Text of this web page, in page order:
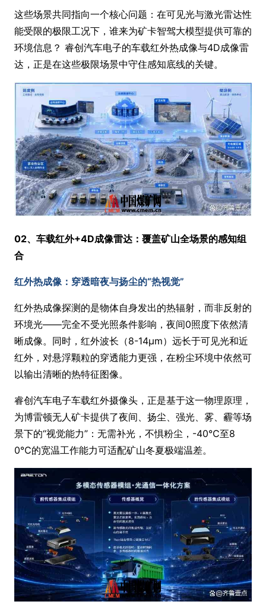
这些场景共同指向一个核心问题：在可见光与激光雷达性
能受限的极限工况下，谁来为矿卡智驾大模型提供可靠的
环境信息？ 睿创汽车电子的车载红外热成像与4D成像雷
达，正是在这些极限场景中守住感知底线的关键。
02、车载红外+4D成像雷达：覆盖矿山全场景的感知组
合
红外热成像：穿透暗夜与扬尘的“热视觉”
红外热成像探测的是物体自身发出的热辐射，而非反射的
环境光——完全不受光照条件影响，夜间0照度下依然清
晰成像。同时，红外波长（8-14μm）远长于可见光和近
红外，对悬浮颗粒的穿透能力更强，在粉尘环境中依然可
以输出清晰的热特征图像。
睿创汽车电子车载红外摄像头，正是基于这一物理原理，
为博雷顿无人矿卡提供了夜间、扬尘、强光、雾、霾等场
景下的“视觉能力”：无需补光，不惧粉尘，-40℃至8
0℃的宽温工作能力可适配矿山冬夏极端温差。